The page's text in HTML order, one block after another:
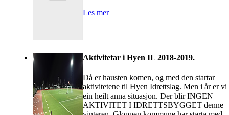
Les mer
Aktivitetar i Hyen IL 2018-2019.
Då er hausten komen, og med den startar
aktivitetene til Hyen Idrettslag. Men i år er vi
ein heilt anna situasjon. Der blir INGEN
AKTIVITET I IDRETTSBYGGET denne